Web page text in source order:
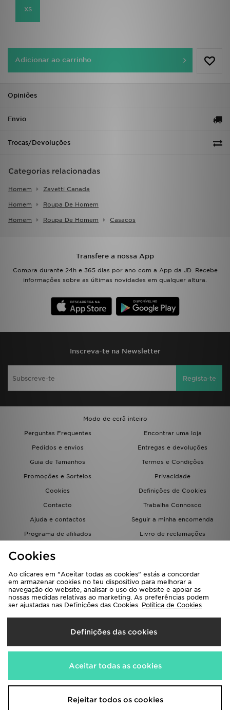
XS
Adicionar ao carrinho
Opiniões
Envio
Trocas/Devoluções
Categorias relacionadas
Homem Zavetti Canada
Homem Roupa De Homem
Homem Roupa De Homem Casacos
Transfere a nossa App
Compra durante 24h e 365 dias por ano com a App da JD. Recebe
informações sobre as últimas novidades em qualquer altura.
Inscreva-te na Newsletter
Regista-te
Modo de ecrã inteiro
Perguntas Frequentes
Encontrar uma loja
Pedidos e envios
Entregas e devoluções
Guia de Tamanhos
Termos e Condições
Promoções e Sorteios
Privacidade
Cookies
Definições de Cookies
Contacto
Trabalha Connosco
Ajuda e contactos
Seguir a minha encomenda
Programa de afiliados
Livro de reclamações
Seleciona O País
Portugal
Aceitamos os seguintes métodos de pagamento
Visita a nossa página corporativa emwww.jdplc.com
Cookies
Ao clicares em "Aceitar todas as cookies" estás a concordar
em armazenar cookies no teu dispositivo para melhorar a
navegação do website, analisar o uso do website e apoiar as
nossas medidas relativas ao marketing. As preferências podem
ser ajustadas nas Definições das Cookies. Política de Cookies
Definições das cookies
Aceitar todas as cookies
Rejeitar todos os cookies